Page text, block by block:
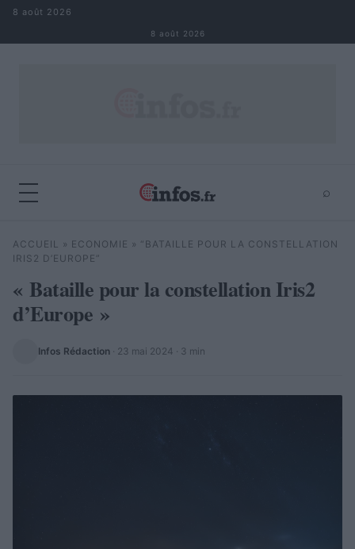
Aller au contenu
8 août 2026
8 août 2026
⌕
Rechercher ⌕ ×
ACCUEIL » ECONOMIE » “BATAILLE POUR LA CONSTELLATION
IRIS2 D’EUROPE”
« Bataille pour la constellation Iris2
d’Europe »
Infos Rédaction · 23 mai 2024 · 3 min